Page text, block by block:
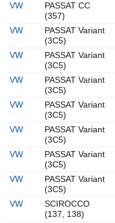
VW
PASSAT CC
(357)
VW
PASSAT Variant
(3C5)
VW
PASSAT Variant
(3C5)
VW
PASSAT Variant
(3C5)
VW
PASSAT Variant
(3C5)
VW
PASSAT Variant
(3C5)
VW
PASSAT Variant
(3C5)
VW
PASSAT Variant
(3C5)
VW
SCIROCCO
(137, 138)